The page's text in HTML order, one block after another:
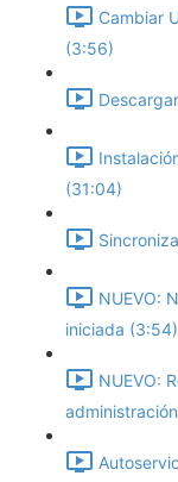
Cambiar
(3:56)
(31:04)
NUEVO:
iniciada (3:54)
NUEVO: